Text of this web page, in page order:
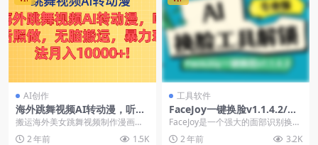
AI创作
海外跳舞视频AI转动漫，听话
照做，无脑搬运，暴力玩法 月
入10000+
搬运海外美女跳舞视频制作漫画效
果，条条爆款，通过AI实现，一次
2 年前 1.5K
工具软件
FaceJoy一键换脸v1.1.4.2/AI
换脸工具解锁专业版
FaceJoy是一个强大的面部识别换脸
换装应用程序，只需一键即可实现
2 年前 3.2K